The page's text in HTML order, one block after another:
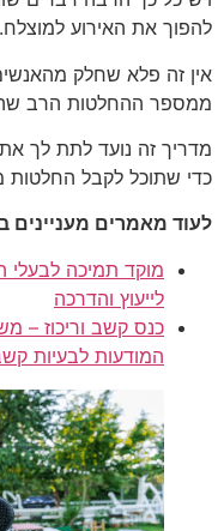
להפוך את האירוע למוצלח.
אין זה פלא שחלק
ממספר ההחלטות הרב
מדריך זה נועד לתת לך
כדי שתוכל לקבל החלטות
לעוד מאמרים מעניינים
מוקד תמיכה לבעלי
לייעוץ והדרכה
כנס קשב וריכוז –
המודעות לבעיות